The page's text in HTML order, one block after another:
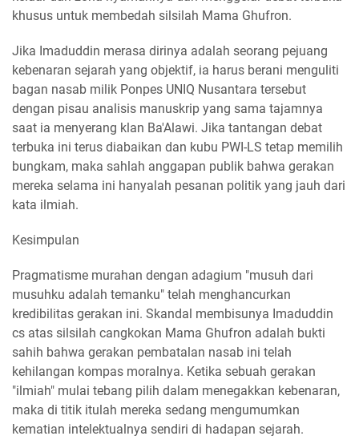
khusus untuk membedah silsilah Mama Ghufron.
Jika Imaduddin merasa dirinya adalah seorang pejuang
kebenaran sejarah yang objektif, ia harus berani menguliti
bagan nasab milik Ponpes UNIQ Nusantara tersebut
dengan pisau analisis manuskrip yang sama tajamnya
saat ia menyerang klan Ba'Alawi. Jika tantangan debat
terbuka ini terus diabaikan dan kubu PWI-LS tetap memilih
bungkam, maka sahlah anggapan publik bahwa gerakan
mereka selama ini hanyalah pesanan politik yang jauh dari
kata ilmiah.
Kesimpulan
Pragmatisme murahan dengan adagium "musuh dari
musuhku adalah temanku" telah menghancurkan
kredibilitas gerakan ini. Skandal membisunya Imaduddin
cs atas silsilah cangkokan Mama Ghufron adalah bukti
sahih bahwa gerakan pembatalan nasab ini telah
kehilangan kompas moralnya. Ketika sebuah gerakan
"ilmiah" mulai tebang pilih dalam menegakkan kebenaran,
maka di titik itulah mereka sedang mengumumkan
kematian intelektualnya sendiri di hadapan sejarah.